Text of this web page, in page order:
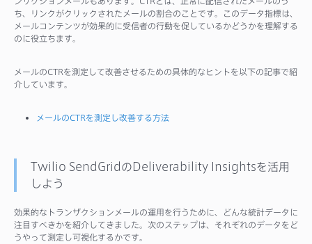
ち、リンクがクリックされたメールの割合のことです。このデータ指標は、
メールコンテンツが効果的に受信者の行動を促しているかどうかを理解する
のに役立ちます。
メールのCTRを測定して改善させるための具体的なヒントを以下の記事で紹
介しています。
メールのCTRを測定し改善する方法
Twilio SendGridのDeliverability Insightsを活用
しよう
効果的なトランザクションメールの運用を行うために、どんな統計データに
注目すべきかを紹介してきました。次のステップは、それぞれのデータをど
うやって測定し可視化するかです。